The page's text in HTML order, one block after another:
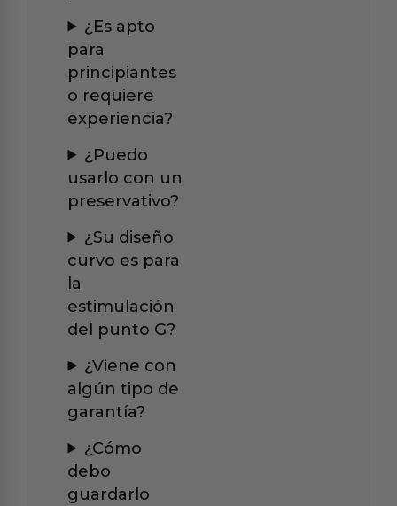
¿Es apto
para
principiantes
o requiere
experiencia?
¿Puedo
usarlo con un
preservativo?
¿Su diseño
curvo es para
la
estimulación
del punto G?
¿Viene con
algún tipo de
garantía?
¿Cómo
debo
guardarlo